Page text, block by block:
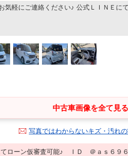
気軽にご連絡ください♪ 公式ＬＩＮＥ
中古車画像を全て見る
写真ではわからないキズ・汚れ
てローン仮審査可能♪ ＩＤ ＠ａｓ６９